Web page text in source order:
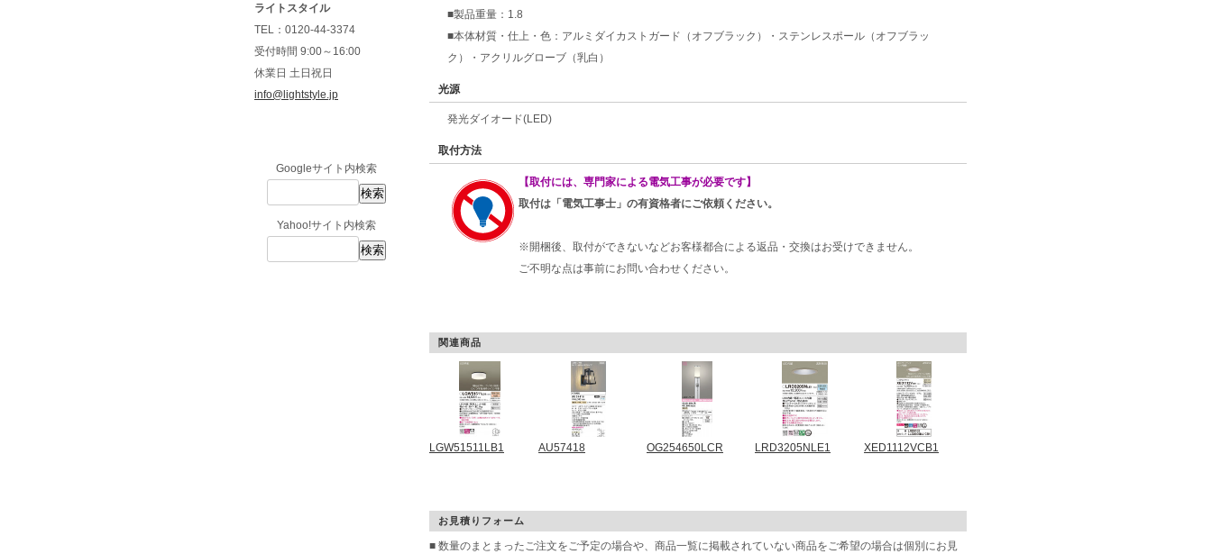
ライトスタイル
TEL：0120-44-3374
受付時間 9:00～16:00
休業日 土日祝日
info@lightstyle.jp
Googleサイト内検索
Yahoo!サイト内検索
■製品重量：1.8
■本体材質・仕上・色：アルミダイカストガード（オフブラック）・ステンレスポール（オフブラッ
ク）・アクリルグローブ（乳白）
光源
発光ダイオード(LED)
取付方法
【取付には、専門家による電気工事が必要です】
取付は「電気工事士」の有資格者にご依頼ください。
※開梱後、取付ができないなどお客様都合による返品・交換はお受けできません。
ご不明な点は事前にお問い合わせください。
関連商品
LGW51511LB1 AU57418 OG254650LCR LRD3205NLE1 XED1112VCB1
お見積りフォーム
■ 数量のまとまったご注文をご予定の場合や、商品一覧に掲載されていない商品をご希望の場合は個別にお見